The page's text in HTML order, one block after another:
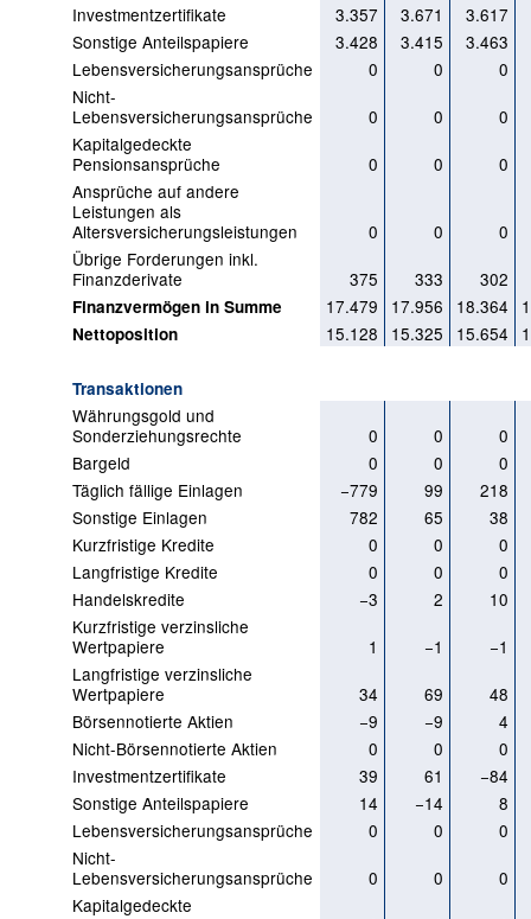
Investmentzertifikate
3.357 3.671
3.617
Sonstige Anteilspapiere
3.428 3.415
3.463
Lebensversicherungsansprüche
0 0
0
Nicht-
Lebensversicherungsansprüche
0 0
0
Kapitalgedeckte
Pensionsansprüche
0 0
0
Ansprüche auf andere
Leistungen als
Altersversicherungsleistungen
0 0
0
Übrige Forderungen inkl.
Finanzderivate
375 333 302
Finanzvermögen in Summe 17.479 17.956 18.364
Nettoposition 15.128 15.325 15.654
Transaktionen
Währungsgold und
Sonderziehungsrechte
0 0
0
Bargeld
0 0
0
Täglich fällige Einlagen
−779 99
218
Sonstige Einlagen
782 65
38
Kurzfristige Kredite
0 0
0
Langfristige Kredite
0 0
0
Handelskredite
−3 2
10
Kurzfristige verzinsliche
Wertpapiere
1 −1
−1
Langfristige verzinsliche
Wertpapiere
34 69
48
Börsennotierte Aktien
−9 −9
4
Nicht-Börsennotierte Aktien
0 0
0
Investmentzertifikate
39 61
−84
Sonstige Anteilspapiere
14 −14
8
Lebensversicherungsansprüche
0 0
0
Nicht-
Lebensversicherungsansprüche
0 0
0
Kapitalgedeckte